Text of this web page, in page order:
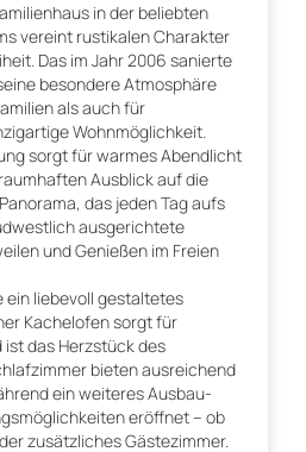
in der beliebten
vereint rustikalen Charakter
Das im Jahr 2006 sanierte
besondere Atmosphäre
als auch für
Wohnmöglichkeit.
sorgt für warmes Abendlicht
Ausblick auf die
das jeden Tag aufs
ausgerichtete
und Genießen im Freien
ein liebevoll gestaltetes
Kachelofen sorgt für
das Herzstück des
bieten ausreichend
ein weiteres Ausbau-
eröffnet – ob
zusätzliches Gästezimmer.